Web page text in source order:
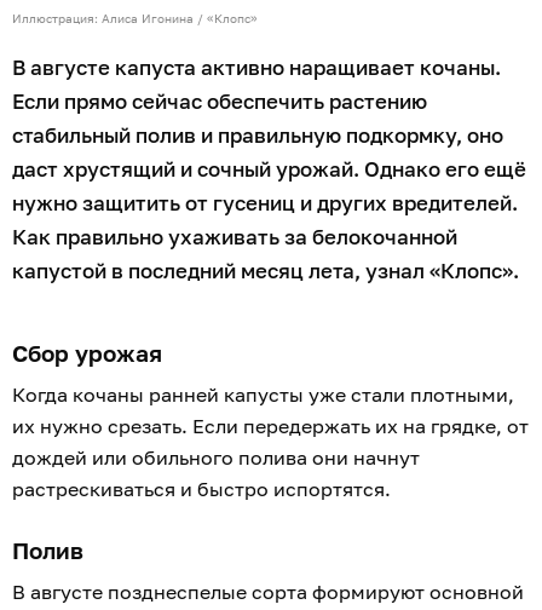
Иллюстрация: Алиса Игонина / «Клопс»
В августе капуста активно наращивает кочаны.
Если прямо сейчас обеспечить растению
стабильный полив и правильную подкормку, оно
даст хрустящий и сочный урожай. Однако его ещё
нужно защитить от гусениц и других вредителей.
Как правильно ухаживать за белокочанной
капустой в последний месяц лета, узнал «Клопс».
Сбор урожая
Когда кочаны ранней капусты уже стали плотными,
их нужно срезать. Если передержать их на грядке, от
дождей или обильного полива они начнут
растрескиваться и быстро испортятся.
Полив
В августе позднеспелые сорта формируют основной